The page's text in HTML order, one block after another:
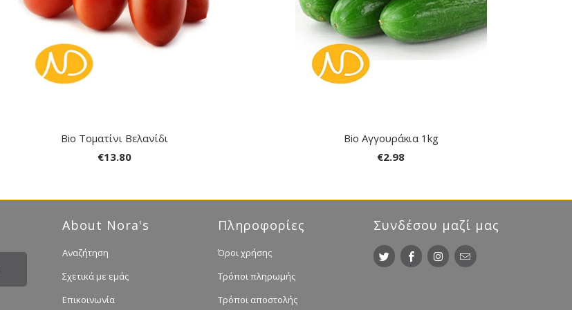
Bio Τοματίνι Βελανίδι
€13.80
Bio Αγγουράκια 1kg
€2.98
About Nora's
Αναζήτηση
Σχετικά με εμάς
Επικοινωνία
Πληροφορίες
Όροι χρήσης
Τρόποι πληρωμής
Τρόποι αποστολής
Συνδέσου μαζί μας